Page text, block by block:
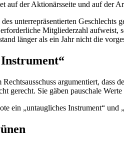
auf der Aktionärsseite und auf der
unterrepräsentierten
Mitgliederzahl aufweist,
länger als ein Jahr nicht die
argumentiert, dass
gerecht. Sie gäben pauschale
ein „untaugliches Instrument“ und